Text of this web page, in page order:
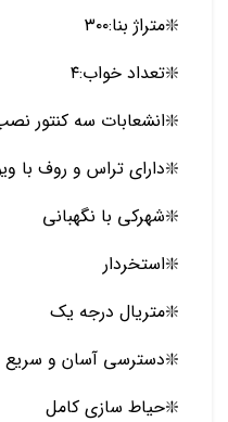
❇️متراژ بنا:۳۰۰
❇️تعداد خواب:۴
❇️انشعابات سه کنتور
❇️دارای تراس و روف با
❇️شهرکی با نگهبانی
❇️استخردار
❇️متریال درجه یک
❇️دسترسی آسان و سریع
❇️حیاط سازی کامل